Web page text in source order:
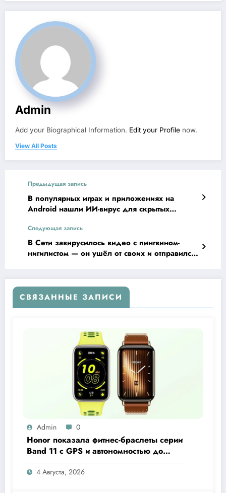
Admin
Add your Biographical Information. Edit your Profile now.
View All Posts
Предыдущая запись
В популярных играх и приложениях на
Android нашли ИИ-вирус для скрытых
Следующая запись
В Сети завирусилось видео с пингвином-
нигилистом — он ушёл от своих и отправился
СВЯЗАННЫЕ ЗАПИСИ
Admin 0
Honor показала фитнес-браслеты серии
Band 11 с GPS и автономностью до
26 дней
4 Августа, 2026